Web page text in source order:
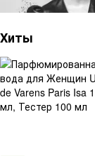
Хиты